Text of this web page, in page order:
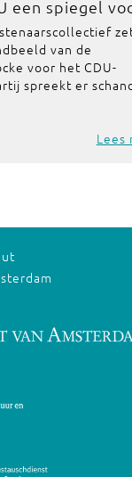
een spiegel
van de
voor het CDU-
spreekt er
Lees